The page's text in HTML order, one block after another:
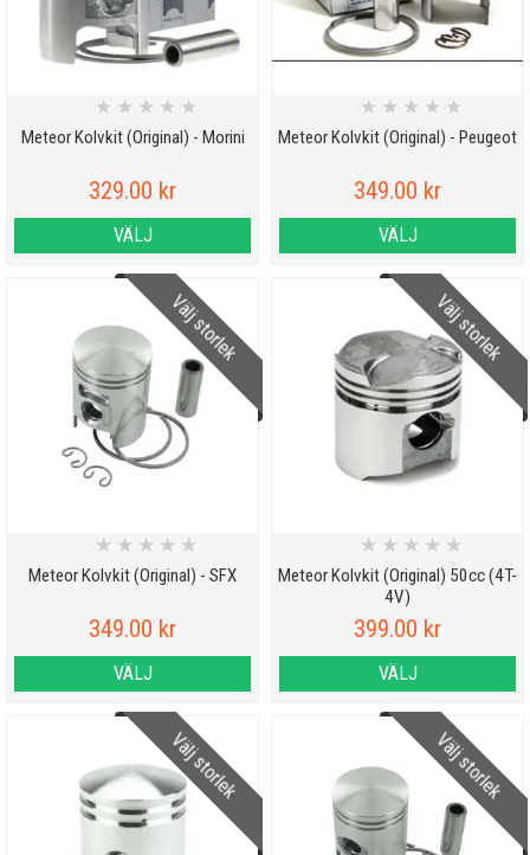
Meteor Kolvkit (Original) - Morini
★ ★ ★ ★ ★
329.00 kr
VÄLJ
Meteor Kolvkit (Original) - Peugeot
★ ★ ★ ★ ★
349.00 kr
VÄLJ
Välj storlek
Meteor Kolvkit (Original) - SFX
★ ★ ★ ★ ★
349.00 kr
VÄLJ
Välj storlek
Meteor Kolvkit (Original) 50cc (4T-
4V)
★ ★ ★ ★ ★
399.00 kr
VÄLJ
Välj storlek Välj storlek